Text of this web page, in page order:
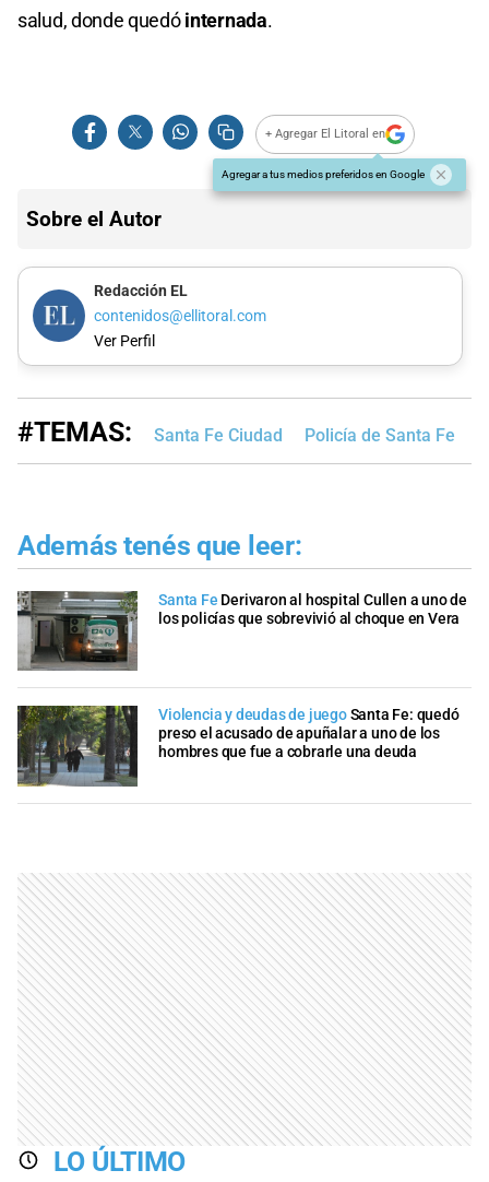
salud, donde quedóinternada.
+ Agregar El Litoral en
Agregar a tus medios preferidos en Google
Sobre el Autor
Redacción EL
contenidos@ellitoral.com
Ver Perfil
#TEMAS: Santa Fe Ciudad Policía de Santa Fe
Además tenés que leer:
Santa Fe Derivaron al hospital Cullen a uno de
los policías que sobrevivió al choque en Vera
Violencia y deudas de juegoSanta Fe: quedó
preso el acusado de apuñalar a uno de los
hombres que fue a cobrarle una deuda
LO ÚLTIMO